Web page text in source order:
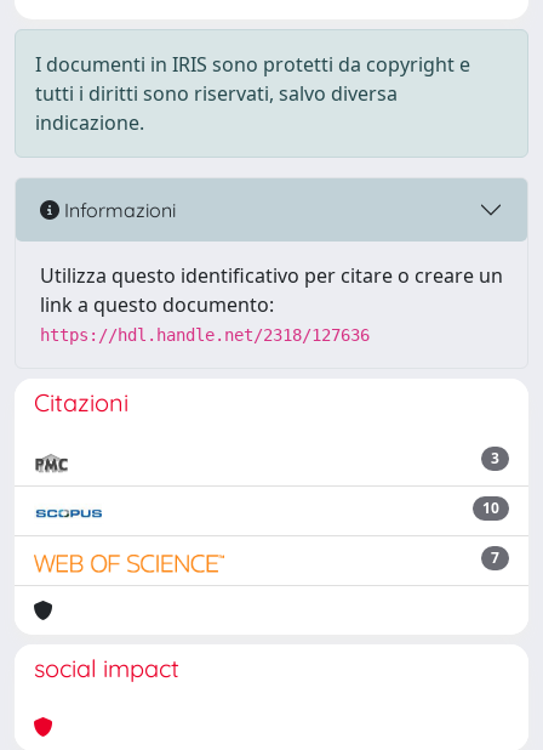
I documenti in IRIS sono protetti da copyright e
tutti i diritti sono riservati, salvo diversa
indicazione.
Informazioni
Utilizza questo identificativo per citare o creare un
link a questo documento:
https://hdl.handle.net/2318/127636
Citazioni
3
10
7
social impact